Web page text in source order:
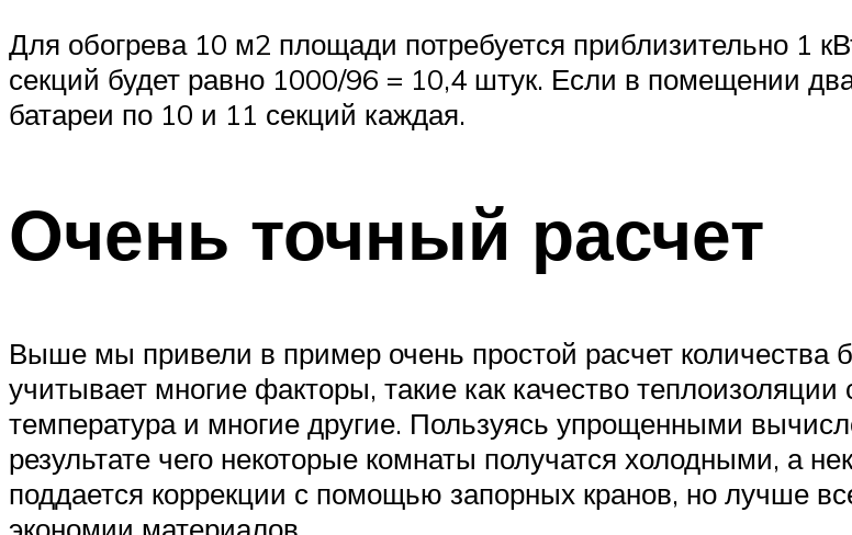
Для обогрева 10 м2 площади потребуется приблизительно 1
секций будет равно 1000/96 = 10,4 штук. Если в помещении
батареи по 10 и 11 секций каждая.
Очень точный расчет
Выше мы привели в пример очень простой расчет количества
учитывает многие факторы, такие как качество
температура и многие другие. Пользуясь упрощенными
результате чего некоторые комнаты получатся холодными, а
поддается коррекции с помощью запорных кранов, но лучше